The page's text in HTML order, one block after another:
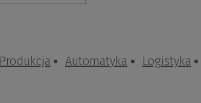
Produkcja Automatyka Logistyka